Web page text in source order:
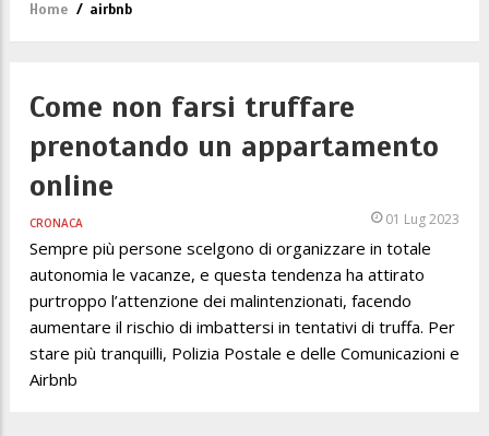
Briciole
pane
Home / airbnb
Come non farsi truffare
prenotando un appartamento
online
CRONACA 01 Lug 2023
Sempre più persone scelgono di organizzare in totale
autonomia le vacanze, e questa tendenza ha attirato
purtroppo l’attenzione dei malintenzionati, facendo
aumentare il rischio di imbattersi in tentativi di truffa. Per
stare più tranquilli, Polizia Postale e delle Comunicazioni e
Airbnb